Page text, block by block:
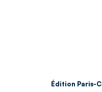
Édition Paris-